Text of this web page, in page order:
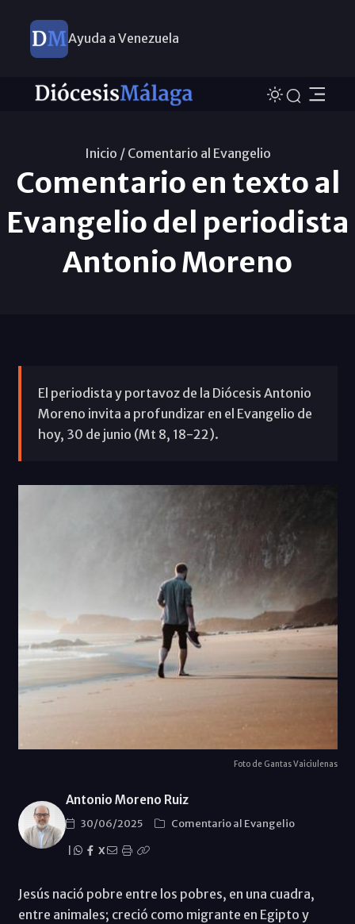
Ayuda a Venezuela
Inicio / Comentario al Evangelio
Comentario en texto al
Evangelio del periodista
Antonio Moreno
El periodista y portavoz de la Diócesis Antonio
Moreno invita a profundizar en el Evangelio de
hoy, 30 de junio (Mt 8, 18-22).
Foto de Gantas Vaiciulenas
Antonio Moreno Ruiz
30/06/2025
Comentario al Evangelio
X
Jesús nació pobre entre los pobres, en una cuadra,
entre animales; creció como migrante en Egipto y